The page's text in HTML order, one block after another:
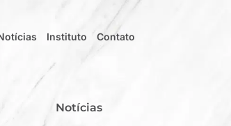
Instituto Contato
Notícias